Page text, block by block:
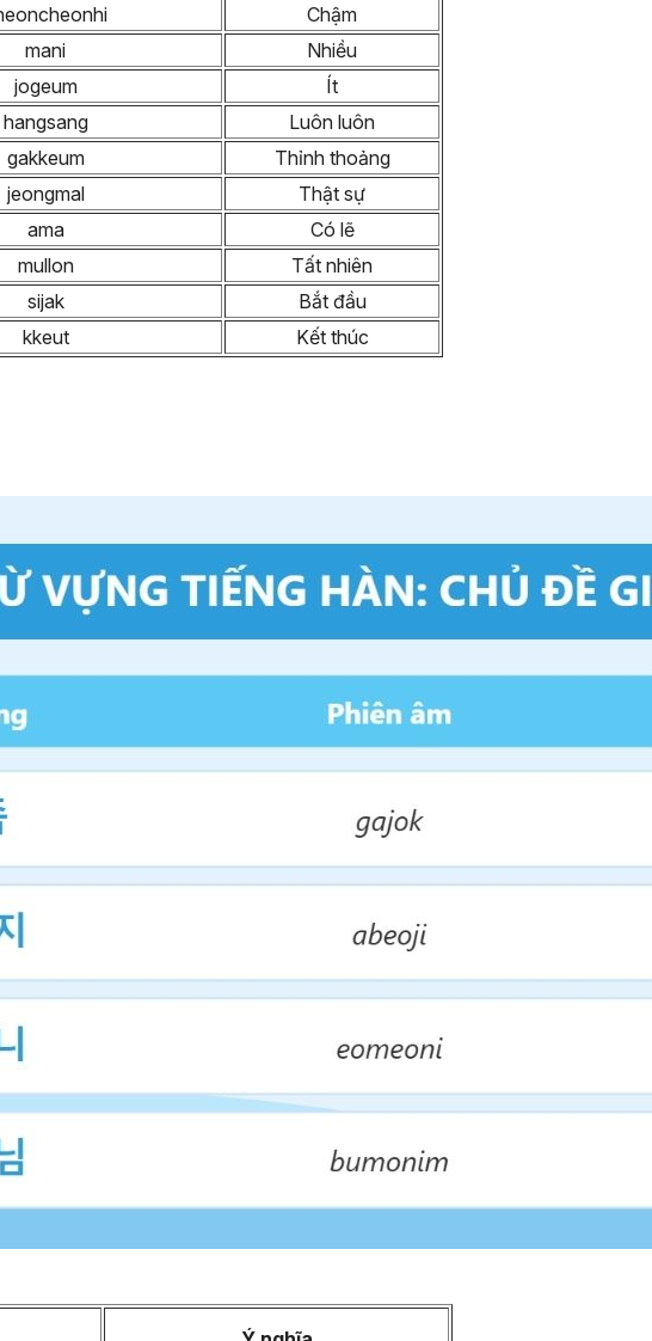
Chậm
mani
Nhiều
jogeum
Ít
hangsang
Luôn luôn
gakkeum
Thỉnh thoảng
jeongmal
Thật sự
ama
Có lẽ
mullon
Tất nhiên
sijak
Bắt đầu
kkeut Kết thúc